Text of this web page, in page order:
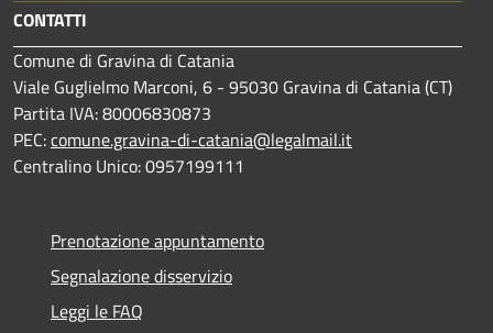
CONTATTI
Comune di Gravina di Catania
Viale Guglielmo Marconi, 6 - 95030 Gravina di Catania (CT)
Partita IVA: 80006830873
PEC:comune.gravina-di-catania@legalmail.it
Centralino Unico: 0957199111
Prenotazione appuntamento
Segnalazione disservizio
Leggi le FAQ